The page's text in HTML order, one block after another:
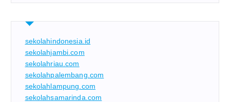
sekolahindonesia.id
sekolahjambi.com
sekolahriau.com
sekolahpalembang.com
sekolahlampung.com
sekolahsamarinda.com